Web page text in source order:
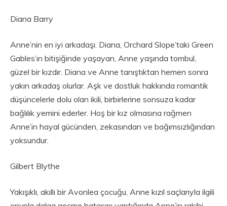
Diana Barry
Anne’nin en iyi arkadaşı. Diana, Orchard Slope’taki Green
Gables’ın bitişiğinde yaşayan, Anne yaşında tombul,
güzel bir kızdır. Diana ve Anne tanıştıktan hemen sonra
yakın arkadaş olurlar. Aşk ve dostluk hakkında romantik
düşüncelerle dolu olan ikili, birbirlerine sonsuza kadar
bağlılık yemini ederler. Hoş bir kız olmasına rağmen
Anne’in hayal gücünden, zekasından ve bağımsızlığından
yoksundur.
Gilbert Blythe
Yakışıklı, akıllı bir Avonlea çocuğu, Anne kızıl saçlarıyla ilgili